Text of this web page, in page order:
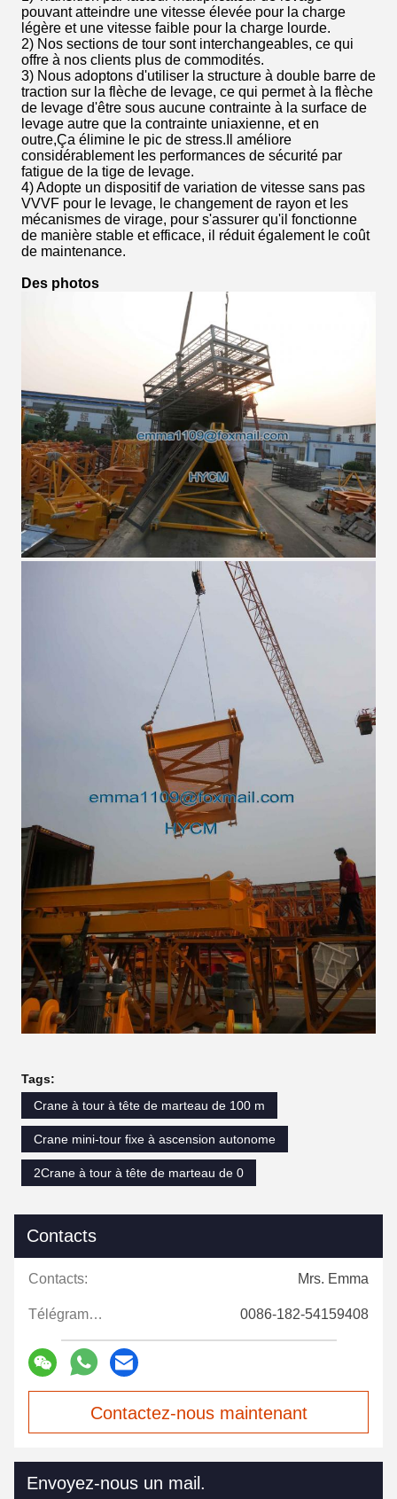
pouvant atteindre une vitesse élevée pour la charge
légère et une vitesse faible pour la charge lourde.
2) Nos sections de tour sont interchangeables, ce qui
offre à nos clients plus de commodités.
3) Nous adoptons d'utiliser la structure à double barre de
traction sur la flèche de levage, ce qui permet à la flèche
de levage d'être sous aucune contrainte à la surface de
levage autre que la contrainte uniaxienne, et en
outre,Ça élimine le pic de stress.Il améliore
considérablement les performances de sécurité par
fatigue de la tige de levage.
4) Adopte un dispositif de variation de vitesse sans pas
VVVF pour le levage, le changement de rayon et les
mécanismes de virage, pour s'assurer qu'il fonctionne
de manière stable et efficace, il réduit également le coût
de maintenance.
Des photos
Tags:
Crane à tour à tête de marteau de 100 m
Crane mini-tour fixe à ascension autonome
2Crane à tour à tête de marteau de 0
Contacts
Contacts: Mrs. Emma
Télégramme: 0086-182-54159408
Contactez-nous maintenant
Envoyez-nous un mail.